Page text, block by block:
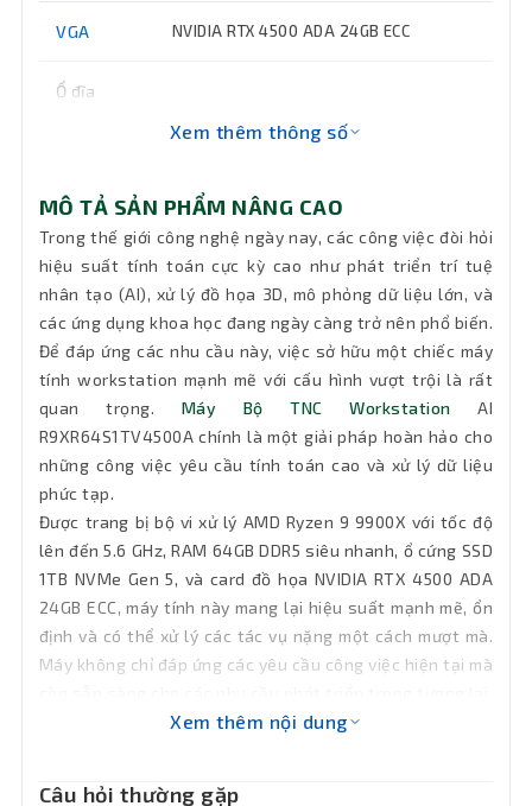
VGA NVIDIA RTX 4500 ADA 24GB ECC
Ổ đĩa
Keyboard Không đi kèm
Wifi Wi-Fi 7
Kết nối
mạng LAN
1 x RJ-45, Realtek 2.5GbE LAN chip (2.5
Gbps/1 Gbps/100 Mbps)
Bluetooth v5.4
Phân loại Full Tower
Cổng xuất
hình
2 x USB4® USB Type-C (DisplayPort), 1 x
HDMI
Cổng kết
2 x USB4® USB Type-C® ports
(DisplayPort (Note)), 2 x USB 3.2 Gen 2
Type-A (red), 4 x USB 3.2 Gen 1 , 4 x USB
2.0/1.1 ports, 1 x optical S/PDIF Out, 2 x
HDMI port (Note), 2 x antenna
OS Free Dos
Xem thêm thông số
MÔ TẢ SẢN PHẨM NÂNG CAO
Trong thế giới công nghệ ngày nay, các công việc đòi hỏi
hiệu suất tính toán cực kỳ cao như phát triển trí tuệ
nhân tạo (AI), xử lý đồ họa 3D, mô phỏng dữ liệu lớn, và
các ứng dụng khoa học đang ngày càng trở nên phổ biến.
Để đáp ứng các nhu cầu này, việc sở hữu một chiếc máy
tính workstation mạnh mẽ với cấu hình vượt trội là rất
quan trọng. Máy Bộ TNC Workstation AI
R9XR64S1TV4500A chính là một giải pháp hoàn hảo cho
những công việc yêu cầu tính toán cao và xử lý dữ liệu
phức tạp.
Được trang bị bộ vi xử lý AMD Ryzen 9 9900X với tốc độ
lên đến 5.6 GHz, RAM 64GB DDR5 siêu nhanh, ổ cứng SSD
1TB NVMe Gen 5, và card đồ họa NVIDIA RTX 4500 ADA
24GB ECC, máy tính này mang lại hiệu suất mạnh mẽ, ổn
định và có thể xử lý các tác vụ nặng một cách mượt mà.
Máy không chỉ đáp ứng các yêu cầu công việc hiện tại mà
Bài viết này sẽ đi vào chi tiết các tính năng nổi bật, cấu
Xem thêm nội dung
Câu hỏi thường gặp